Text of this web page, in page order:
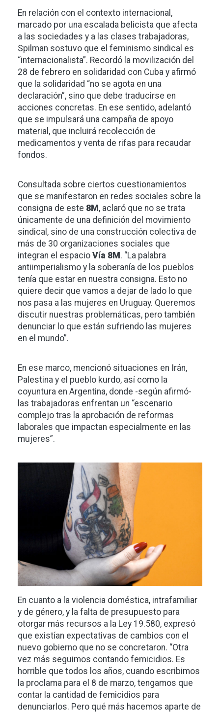
En relación con el contexto internacional,
marcado por una escalada belicista que afecta
a las sociedades y a las clases trabajadoras,
Spilman sostuvo que el feminismo sindical es
“internacionalista”. Recordó la movilización del
28 de febrero en solidaridad con Cuba y afirmó
que la solidaridad “no se agota en una
declaración”, sino que debe traducirse en
acciones concretas. En ese sentido, adelantó
que se impulsará una campaña de apoyo
material, que incluirá recolección de
medicamentos y venta de rifas para recaudar
fondos.
Consultada sobre ciertos cuestionamientos
que se manifestaron en redes sociales sobre la
consigna de este 8M , aclaró que no se trata
únicamente de una definición del movimiento
sindical, sino de una construcción colectiva de
más de 30 organizaciones sociales que
integran el espacio Vía 8M . “La palabra
antiimperialismo y la soberanía de los pueblos
tenía que estar en nuestra consigna. Esto no
quiere decir que vamos a dejar de lado lo que
nos pasa a las mujeres en Uruguay. Queremos
discutir nuestras problemáticas, pero también
denunciar lo que están sufriendo las mujeres
en el mundo”.
En ese marco, mencionó situaciones en Irán,
Palestina y el pueblo kurdo, así como la
coyuntura en Argentina, donde -según afirmó-
las trabajadoras enfrentan un “escenario
complejo tras la aprobación de reformas
laborales que impactan especialmente en las
mujeres”.
Imagen
En cuanto a la violencia doméstica, intrafamiliar
y de género, y la falta de presupuesto para
otorgar más recursos a la Ley 19.580, expresó
que existían expectativas de cambios con el
nuevo gobierno que no se concretaron. “Otra
vez más seguimos contando femicidios. Es
horrible que todos los años, cuando escribimos
la proclama para el 8 de marzo, tengamos que
contar la cantidad de femicidios para
denunciarlos. Pero qué más hacemos aparte de